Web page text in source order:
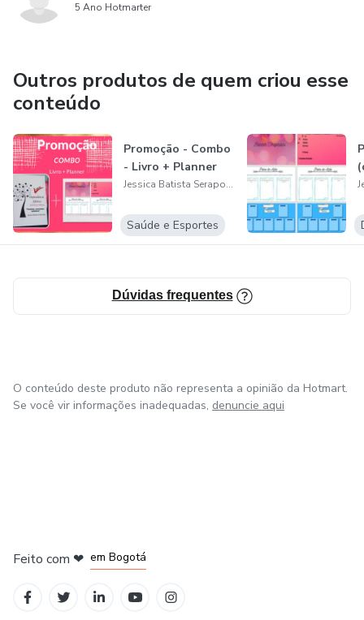
5 Ano Hotmarter
Outros produtos de quem criou esse
conteúdo
Promoção - Combo
- Livro + Planner
Jessica Batista Serapompa
Saúde e Esportes
Dúvidas frequentes
O conteúdo deste produto não representa a opinião da Hotmart.
Se você vir informações inadequadas, denuncie aqui
Feito com ❤ em Bogotá